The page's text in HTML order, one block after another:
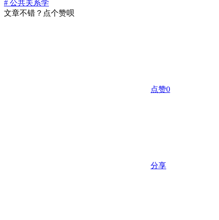
# 公共关系学
文章不错？点个赞呗
点赞0
分享